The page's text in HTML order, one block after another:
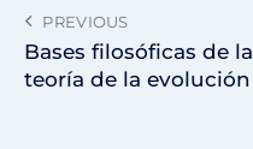
PREVIOUS
Bases filosóficas de la
teoría de la evolución